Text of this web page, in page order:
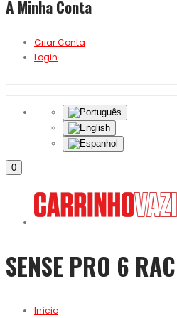
A Minha Conta
Criar Conta
Login
0
SENSE PRO 6
Início